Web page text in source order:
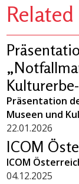
Präsentation
Museen und
22.01.2026
ICOM
ICOM
04.12.2025